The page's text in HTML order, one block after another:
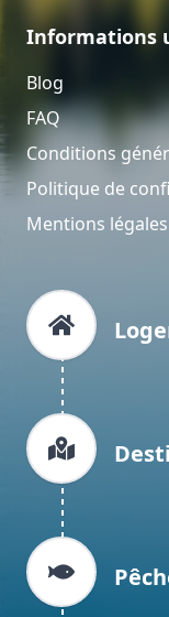
Informations
Blog
FAQ
Conditions
Politique de
Mentions légales